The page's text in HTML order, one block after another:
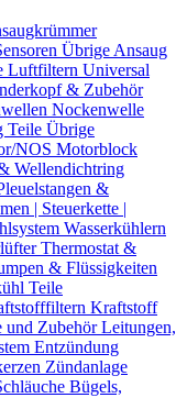
Übrige Ansaug
Luftfiltern Universal
& Zubehör
Nockenwelle
Teile Übrige
NOS Motorblock
Wellendichtring
&
| Steuerkette |
Wasserkühlern
Thermostat &
& Flüssigkeiten
Teile
Kraftstoff
und ZubehörLeitungen,
Entzündung
Zündanlage
Bügels,